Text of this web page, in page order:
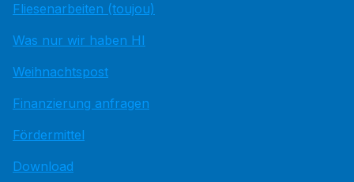
Fliesenarbeiten (toujou)
Was nur wir haben HI
Weihnachtspost
Finanzierung anfragen
Fördermittel
Download